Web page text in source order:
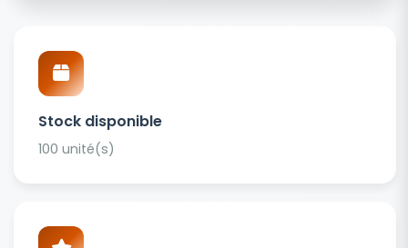
Stock disponible
100 unité(s)